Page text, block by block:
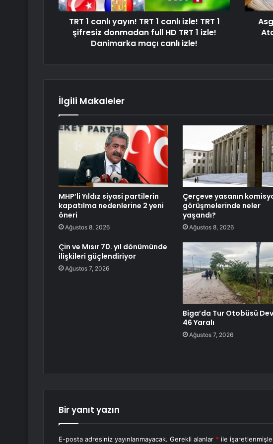
TRT 1 canlı yayın! TRT 1 canlı izle! TRT 1
şifresiz donmadan full HD TRT 1 izle!
Danimarka maçı canlı izle!
İlgili Makaleler
MHP’li Yıldız siyasi partilerin
kapatılma nedenlerine 2 yeni
öneri
Ağustos 8, 2026
Çerçeve yasanın
görüşmelerinde neler
yaşandı?
Ağustos 8, 2026
Çin ve Mısır 70. yıl dönümünde
ilişkileri güçlendiriyor
Ağustos 7, 2026
Biga’da Tur Otobüsü
46 Yaralı
Ağustos 7, 2026
Bir yanıt yazın
E-posta adresiniz yayınlanmayacak. Gerekli alanlar * ile